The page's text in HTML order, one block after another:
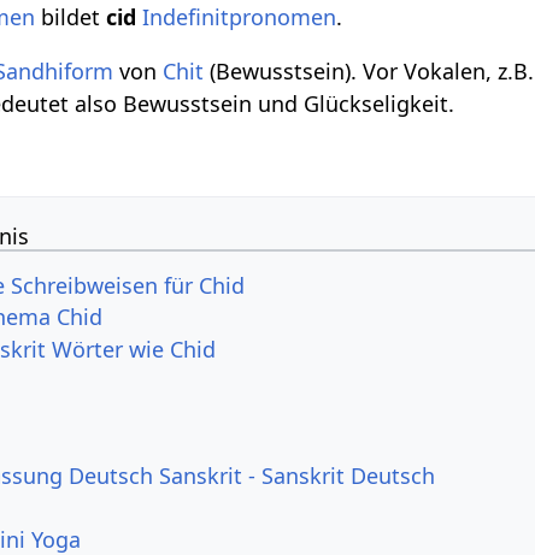
bildetcid Indefinitpronomen.
von Chit (Bewusstsein). Vor Vokalen,
also Bewusstsein und Glückseligkeit.
Schreibweisen für Chid
Chid
Wörter wie Chid
Deutsch Sanskrit - Sanskrit Deutsch
Yoga